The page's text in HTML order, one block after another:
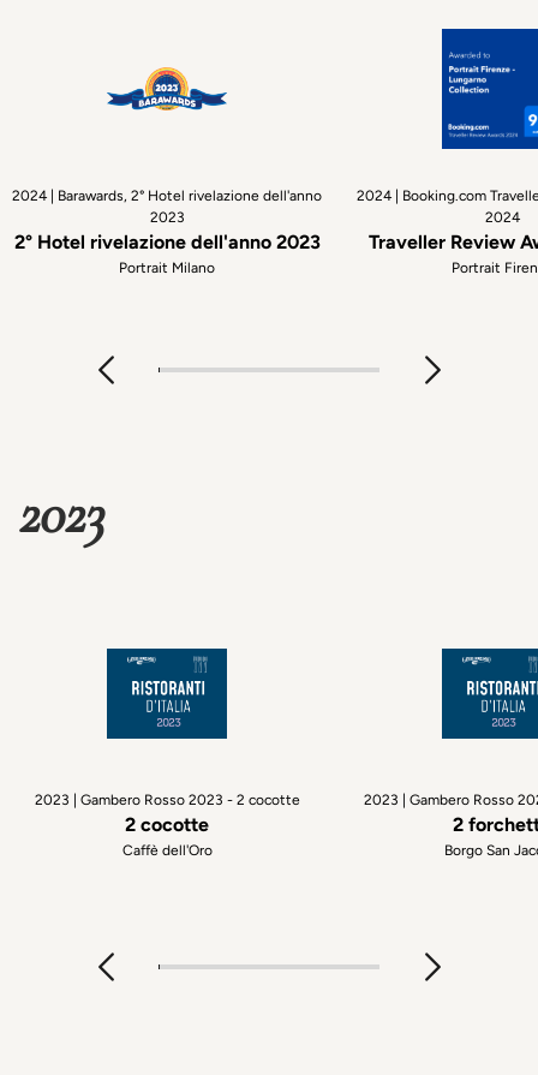
2024 | Barawards, 2° Hotel rivelazione dell'anno
2023
2° Hotel rivelazione dell'anno 2023
Portrait Milano
2024 | Booking.com
2024
Traveller Review
Portrait
2023
2023 | Gambero Rosso 2023 - 2 cocotte
2 cocotte
Caffè dell'Oro
2023 | Gambero Rosso
2
Borgo San